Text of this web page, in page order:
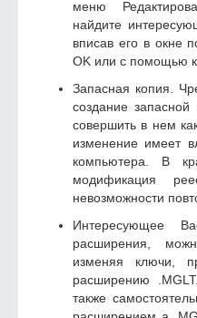
меню
найдите
вписав его в окне
OK или с помощью
Запасная копия.
создание
совершить в нем
изменение имеет
компьютера. В
модификация
невозможности
Интересующее
расширения,
изменяя ключи,
расширению
также